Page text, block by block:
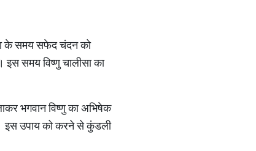
के समय सफेद चंदन को
समय विष्णु चालीसा का
भगवान विष्णु का अभिषेक
इस उपाय को करने से कुंडली